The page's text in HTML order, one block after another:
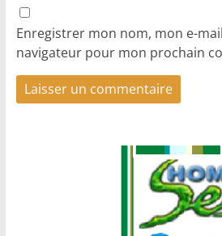
Enregistrer mon nom, mon e-
navigateur pour mon prochain